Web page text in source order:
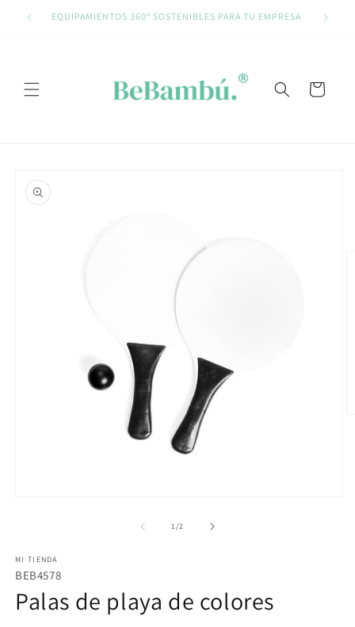
directamenteEQUIPAMIENTOS 360º SOSTENIBLES PARA TU EMPRESA
Carrito
a la
información
una
ventana
1/de2
MI TIENDA
BEB4578
Palas de playa de colores